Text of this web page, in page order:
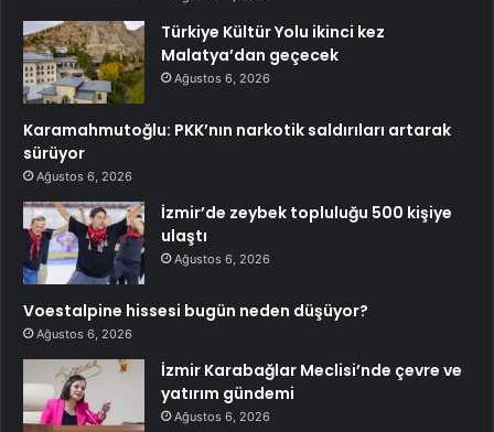
Türkiye Kültür Yolu ikinci kez
Malatya’dan geçecek
Ağustos 6, 2026
Karamahmutoğlu: PKK’nın narkotik saldırıları artarak
sürüyor
Ağustos 6, 2026
İzmir’de zeybek topluluğu 500 kişiye
ulaştı
Ağustos 6, 2026
Voestalpine hissesi bugün neden düşüyor?
Ağustos 6, 2026
İzmir Karabağlar Meclisi’nde çevre ve
yatırım gündemi
Ağustos 6, 2026